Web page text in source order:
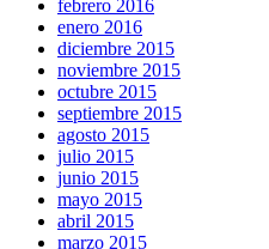
febrero 2016
enero 2016
diciembre 2015
noviembre 2015
octubre 2015
septiembre 2015
agosto 2015
julio 2015
junio 2015
mayo 2015
abril 2015
marzo 2015